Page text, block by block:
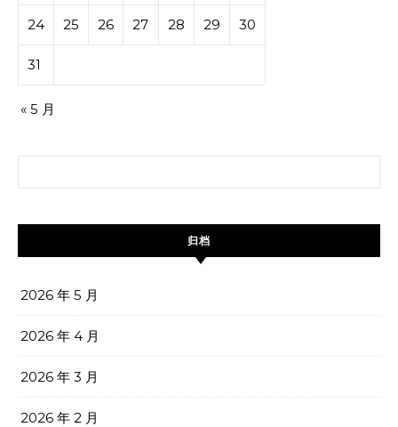
24 25 26 27 28 29 30
31
« 5 月
归档
2026 年 5 月
2026 年 4 月
2026 年 3 月
2026 年 2 月